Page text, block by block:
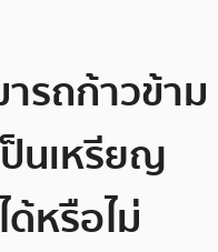
รถก้าวข้าม
นเหรียญ
หรือไม่